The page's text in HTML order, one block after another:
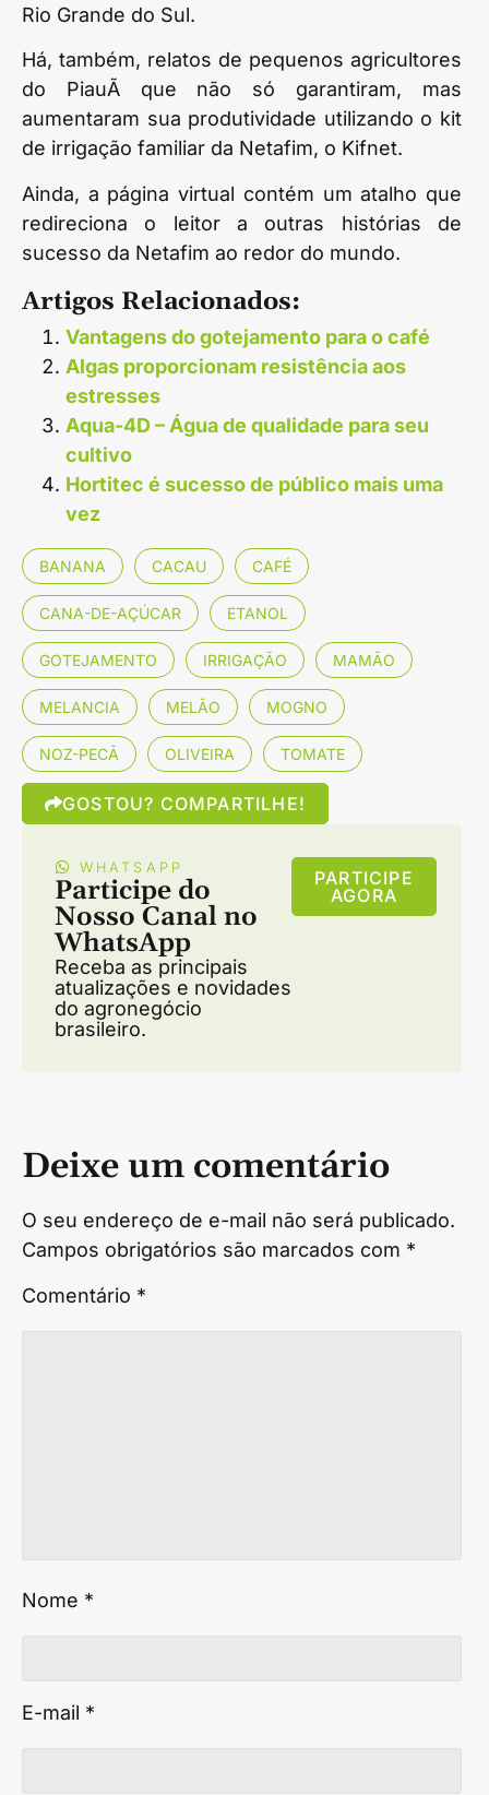
Rio Grande do Sul.
Há, também, relatos de pequenos agricultores
do PiauÃ­ que não só garantiram, mas
aumentaram sua produtividade utilizando o kit
de irrigação familiar da Netafim, o Kifnet.
Ainda, a página virtual contém um atalho que
redireciona o leitor a outras histórias de
sucesso da Netafim ao redor do mundo.
Artigos Relacionados:
Vantagens do gotejamento para o café
Algas proporcionam resistência aos
estresses
Aqua-4D – Água de qualidade para seu
cultivo
Hortitec é sucesso de público mais uma
vez
BANANA CACAU CAFÉ
CANA-DE-AÇÚCAR ETANOL
GOTEJAMENTO IRRIGAÇÃO MAMÃO
MELANCIA MELÃO MOGNO
NOZ-PECÃ OLIVEIRA TOMATE
GOSTOU? COMPARTILHE!
WHATSAPP
Participe do
Nosso Canal no
WhatsApp
Receba as principais
atualizações e novidades
do agronegócio
brasileiro.
PARTICIPE
AGORA
Deixe um comentário
O seu endereço de e-mail não será publicado.
Campos obrigatórios são marcados com *
Comentário *
Nome *
E-mail *